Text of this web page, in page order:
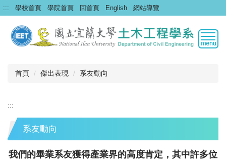
跳
到
要
::: 學校首頁 學院首頁 回首頁 English 網站導覽
首頁 傑出表現 系友動向
:::
系友動向
我們的畢業系友獲得產業界的高度肯定，其中許多位